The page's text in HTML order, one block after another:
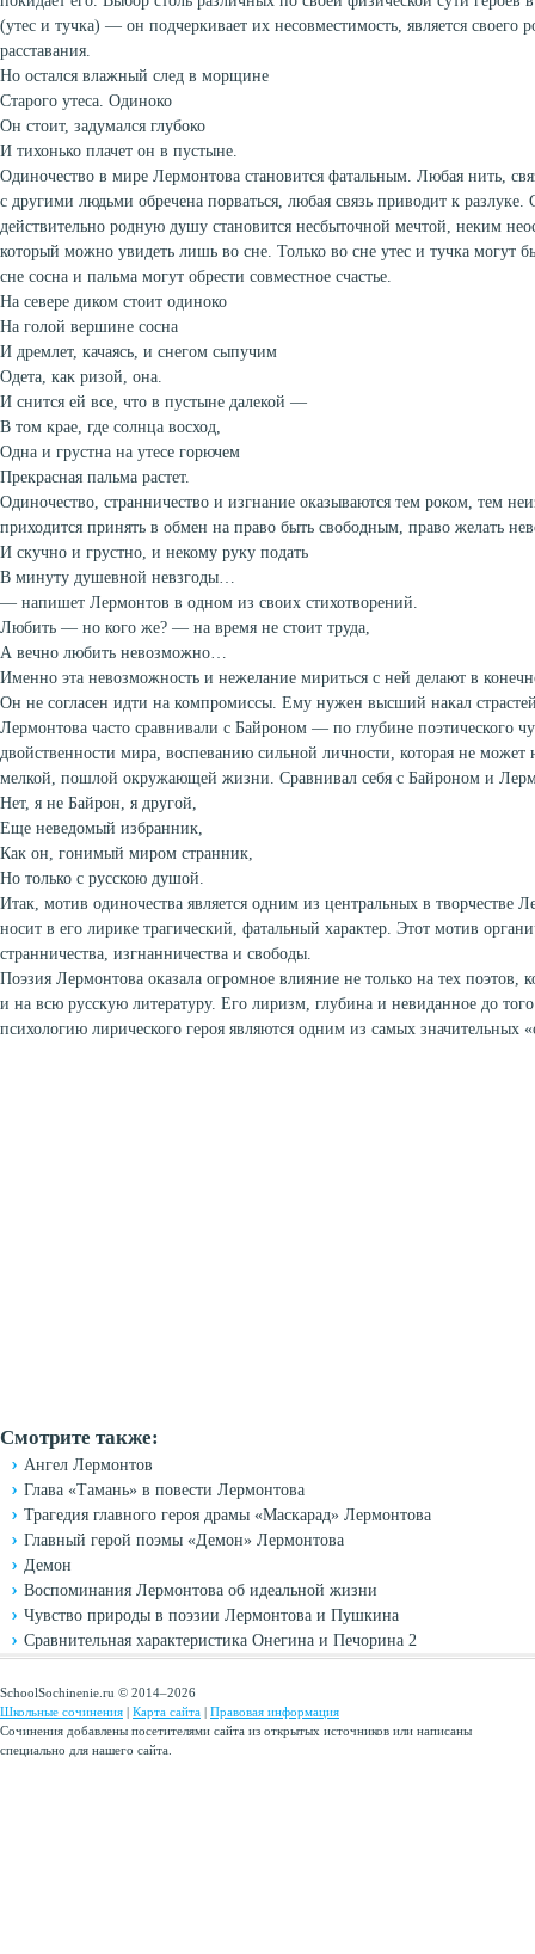
(утес и тучка) — он подчеркивает их несовместимость, является своего
расставания.
Но остался влажный след в морщине
Старого утеса. Одиноко
Он стоит, задумался глубоко
И тихонько плачет он в пустыне.
Одиночество в мире Лермонтова становится фатальным. Любая нить,
с другими людьми обречена порваться, любая связь приводит к разлуке.
действительно родную душу становится несбыточной мечтой, неким
который можно увидеть лишь во сне. Только во сне утес и тучка могут
сне сосна и пальма могут обрести совместное счастье.
На севере диком стоит одиноко
На голой вершине сосна
И дремлет, качаясь, и снегом сыпучим
Одета, как ризой, она.
И снится ей все, что в пустыне далекой —
В том крае, где солнца восход,
Одна и грустна на утесе горючем
Прекрасная пальма растет.
Одиночество, странничество и изгнание оказываются тем роком, тем
приходится принять в обмен на право быть свободным, право желать
И скучно и грустно, и некому руку подать
В минуту душевной невзгоды…
— напишет Лермонтов в одном из своих стихотворений.
Любить — но кого же? — на время не стоит труда,
А вечно любить невозможно…
Именно эта невозможность и нежелание мириться с ней делают в
Он не согласен идти на компромиссы. Ему нужен высший накал
Лермонтова часто сравнивали с Байроном — по глубине поэтического
двойственности мира, воспеванию сильной личности, которая не может
мелкой, пошлой окружающей жизни. Сравнивал себя с Байроном и
Нет, я не Байрон, я другой,
Еще неведомый избранник,
Как он, гонимый миром странник,
Но только с русскою душой.
Итак, мотив одиночества является одним из центральных в творчестве
носит в его лирике трагический, фатальный характер. Этот мотив
странничества, изгнанничества и свободы.
Поэзия Лермонтова оказала огромное влияние не только на тех поэтов,
и на всю русскую литературу. Его лиризм, глубина и невиданное до
психологию лирического героя являются одним из самых значительных
Смотрите также:
Ангел Лермонтов
Глава «Тамань» в повести Лермонтова
Трагедия главного героя драмы «Маскарад» Лермонтова
Главный герой поэмы «Демон» Лермонтова
Демон
Воспоминания Лермонтова об идеальной жизни
Чувство природы в поэзии Лермонтова и Пушкина
Сравнительная характеристика Онегина и Печорина 2
SchoolSochinenie.ru © 2014–2026
Школьные сочинения | Карта сайта | Правовая информация
Сочинения добавлены посетителями сайта из открытых источников или написаны
специально для нашего сайта.